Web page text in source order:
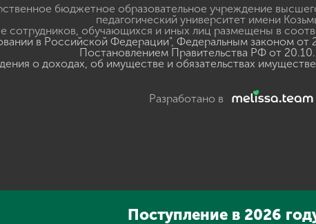
бюджетное образовательное учреждение
педагогический университет имени
сотрудников, обучающихся и иных лиц размещены в
в Российской Федерации", Федеральным законом от
Постановлением Правительства РФ от
о доходах, об имуществе и обязательствах
Разработано в
Поступление в 2026